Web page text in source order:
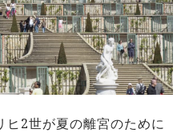
2世が夏の離宮のために